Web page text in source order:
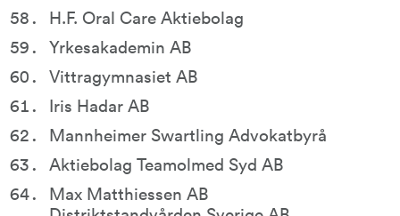
H.F. Oral Care Aktiebolag
Yrkesakademin AB
Vittragymnasiet AB
Iris Hadar AB
Mannheimer Swartling Advokatbyrå
Aktiebolag Teamolmed Syd AB
Max Matthiessen AB